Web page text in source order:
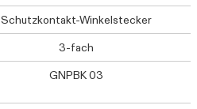
Schutzkontakt-Winkelstecker
3-fach
GNPBK 03